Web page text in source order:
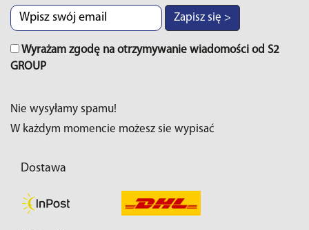
Zapisz się >
Wyrażam zgodę na otrzymywanie wiadomości od S2
GROUP
Nie wysyłamy spamu!
W każdym momencie możesz sie wypisać
Dostawa